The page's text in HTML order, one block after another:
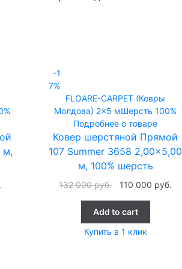
м,
-1
7%
FLOARE-CARPET (Ковры
Молдова) 2x5 мШерсть 100%
Подробнее о товаре
Ковер шерстяной Прямой
107 Summer 3658 2,00×5,00
м, 100% шерсть
132 000руб. 110 000 руб.
Add to cart
Купить в 1 клик